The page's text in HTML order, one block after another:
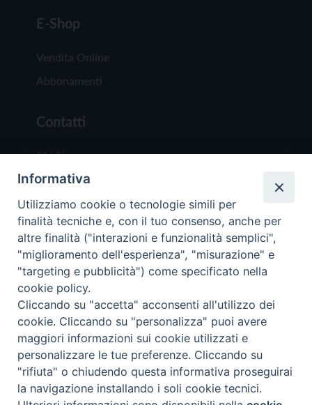
E-Shop
Vendita Online
Abbonamenti
Contatti
Chi Siamo
Redazione
Scrivici
Copyright © 2019 - Tutti i diritti riservati - Vita
Trentina Editrice
Privacy Policy
Torna
Informativa
Utilizziamo cookie o tecnologie simili per
finalità tecniche e, con il tuo consenso, anche per
altre finalità ("interazioni e funzionalità semplici",
"miglioramento dell'esperienza", "misurazione" e
"targeting e pubblicità") come specificato nella
cookie policy.
Cliccando su "accetta" acconsenti all'utilizzo dei
cookie. Cliccando su "personalizza" puoi avere
maggiori informazioni sui cookie utilizzati e
personalizzare le tue preferenze. Cliccando su
"rifiuta" o chiudendo questa informativa proseguirai
la navigazione installando i soli cookie tecnici.